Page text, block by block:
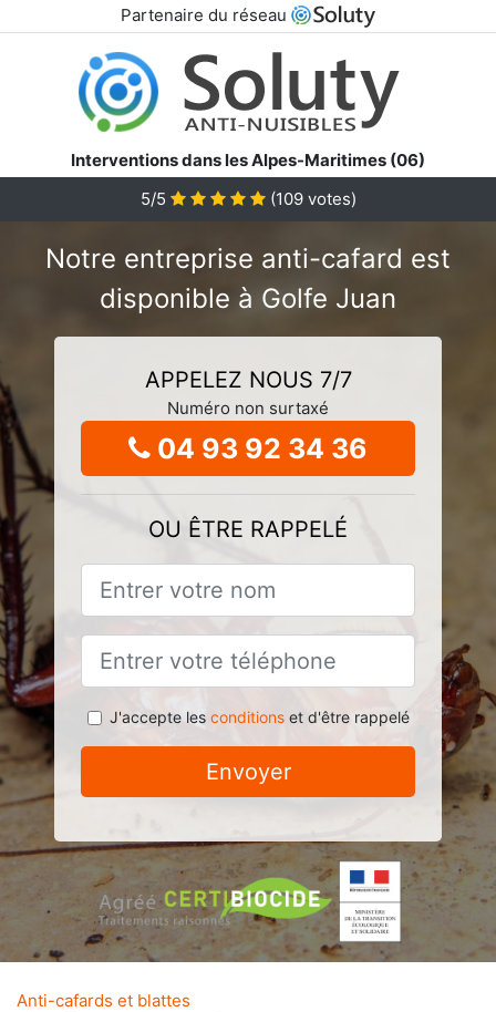
Partenaire du réseau
Interventions dans les Alpes-Maritimes (06)
5/5
(109votes)
Notre entreprise anti-cafard est
disponible à Golfe Juan
APPELEZ NOUS 7/7
Numéro non surtaxé
04 93 92 34 36
OU ÊTRE RAPPELÉ
J'accepte les conditionset d'être rappelé
Envoyer
Anti-cafards et blattes